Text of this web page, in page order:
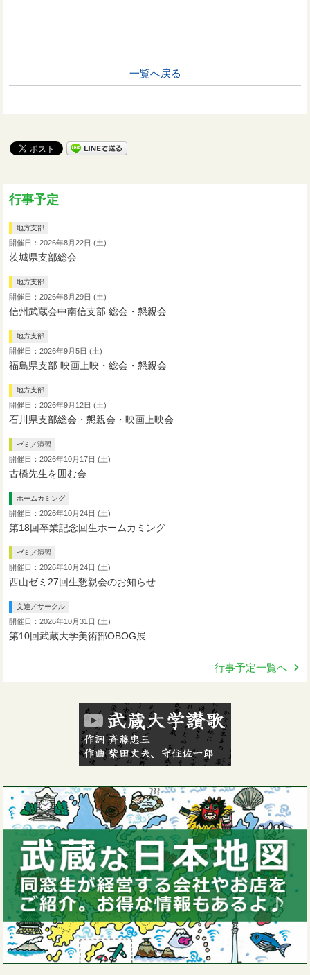
一覧へ戻る
行事予定
地方支部
開催日：2026年8月22日 (土)
茨城県支部総会
地方支部
開催日：2026年8月29日 (土)
信州武蔵会中南信支部 総会・懇親会
地方支部
開催日：2026年9月5日 (土)
福島県支部 映画上映・総会・懇親会
地方支部
開催日：2026年9月12日 (土)
石川県支部総会・懇親会・映画上映会
ゼミ／演習
開催日：2026年10月17日 (土)
古橋先生を囲む会
ホームカミング
開催日：2026年10月24日 (土)
第18回卒業記念回生ホームカミング
ゼミ／演習
開催日：2026年10月24日 (土)
西山ゼミ27回生懇親会のお知らせ
文連／サークル
開催日：2026年10月31日 (土)
第10回武蔵大学美術部OBOG展
行事予定一覧へ